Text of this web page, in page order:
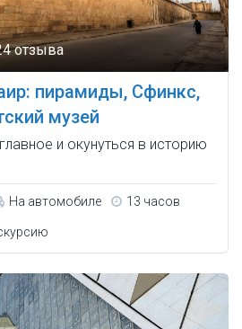
отзыва
пирамиды, Сфинкс,
музей
и окунуться в историю
На автомобиле 13 часов